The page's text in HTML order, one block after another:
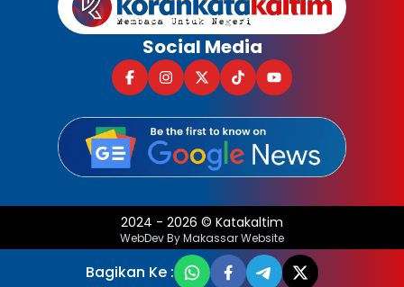
Bagikan Ke :
Social Media
2024 - 2026 © Katakaltim
WebDev By Makassar Website